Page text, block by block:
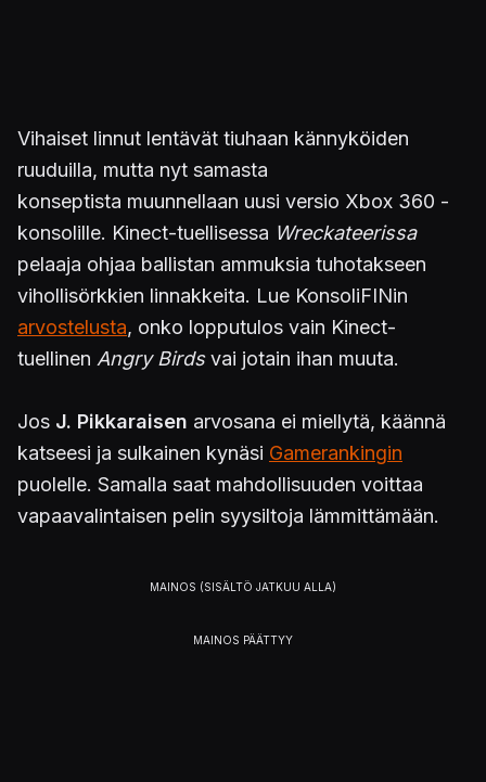
Vihaiset linnut lentävät tiuhaan kännyköiden
ruuduilla, mutta nyt samasta
konseptista muunnellaan uusi versio Xbox 360 -
konsolille. Kinect-tuellisessa Wreckateerissa
pelaaja ohjaa ballistan ammuksia tuhotakseen
vihollisörkkien linnakkeita. Lue KonsoliFINin
arvostelusta, onko lopputulos vain Kinect-
tuellinen Angry Birdsvai jotain ihan muuta.
Jos J. Pikkaraisen arvosana ei miellytä, käännä
katseesi ja sulkainen kynäsi Gamerankingin
puolelle. Samalla saat mahdollisuuden voittaa
vapaavalintaisen pelin syysiltoja lämmittämään.